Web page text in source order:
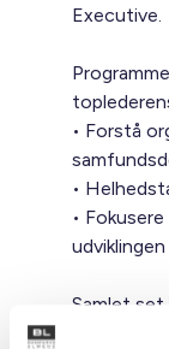
Executive.
• Forstå
•
•
Samlet set
strategisk